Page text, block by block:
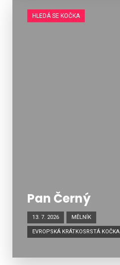
HLEDÁ SE KOČKA
Pan Černý
13. 7. 2026 MĚLNÍK
EVROPSKÁ KRÁTKOSRSTÁ KOČKA